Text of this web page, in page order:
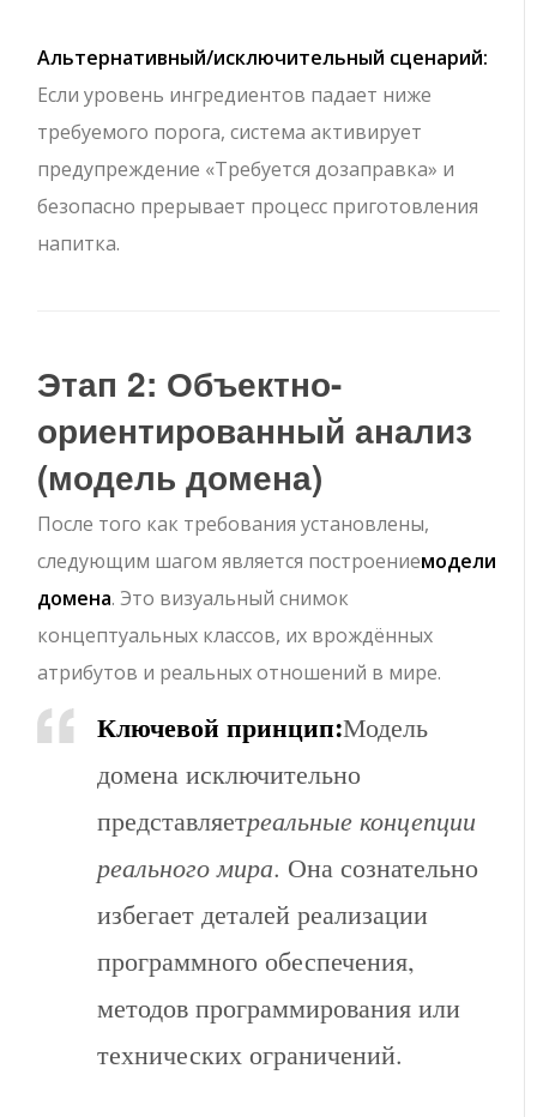
Альтернативный/исключительный сценарий:
Если уровень ингредиентов падает ниже
требуемого порога, система активирует
предупреждение «Требуется дозаправка» и
безопасно прерывает процесс приготовления
напитка.
Этап 2: Объектно-
ориентированный анализ
(модель домена)
После того как требования установлены,
следующим шагом является построениемодели
домена. Это визуальный снимок
концептуальных классов, их врождённых
атрибутов и реальных отношений в мире.
Ключевой принцип:Модель
домена исключительно
представляетреальные концепции
реального мира. Она сознательно
избегает деталей реализации
программного обеспечения,
методов программирования или
технических ограничений.